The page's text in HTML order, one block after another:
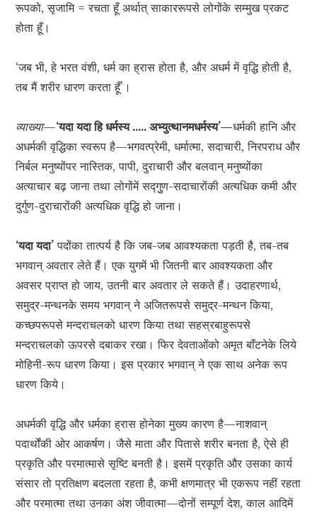
रूपको, सृजामि = रचता हूँ अर्थात् साकाररूपसे लोगोंके सम्मुख प्रकट
होता हूँ।
‘जब भी, हे भरत वंशी, धर्म का ह्रास होता है, और अधर्म में वृद्धि होती है,
तब मैं शरीर धारण करता हूँ’।
व्याख्या—‘यदा यदा हि धर्मस्य ….. अभ्युत्थानमधर्मस्य’—धर्मकी हानि और
अधर्मकी वृद्धिका स्वरूप है—भगवत्प्रेमी, धर्मात्मा, सदाचारी, निरपराध और
निर्बल मनुष्योंपर नास्तिक, पापी, दुराचारी और बलवान् मनुष्योंका
अत्याचार बढ़ जाना तथा लोगोंमें सद्गुुण-सदाचारोंकी अत्यधिक कमी और
दुर्गुण-दुराचारोंकी अत्यधिक वृद्धि हो जाना।
‘यदा यदा’ पदोंका तात्पर्य है कि जब-जब आवश्यकता पड़ती है, तब-तब
भगवान् अवतार लेते हैं। एक युगमें भी जितनी बार आवश्यकता और
अवसर प्राप्त हो जाय, उतनी बार अवतार ले सकते हैं। उदाहरणार्थ,
समुद्र-मन्थनके समय भगवान् ने अजितरूपसे समुद्र-मन्थन किया,
कच्छपरूपसे मन्दराचलको धारण किया तथा सहस्रबाहुरूपसे
मन्दराचलको ऊपरसे दबाकर रखा। फिर देवताओंको अमृत बाँटनेके लिये
मोहिनी-रूप धारण किया। इस प्रकार भगवान् ने एक साथ अनेक रूप
धारण किये।
अधर्मकी वृद्धि और धर्मका ह्रास होनेका मुख्य कारण है—नाशवान्
पदार्थोंकी ओर आकर्षण। जैसे माता और पितासे शरीर बनता है, ऐसे ही
प्रकृति और परमात्मासे सृष्टि बनती है। इसमें प्रकृति और उसका कार्य
संसार तो प्रतिक्षण बदलता रहता है, कभी क्षणमात्र भी एकरूप नहीं रहता
और परमात्मा तथा उनका अंश जीवात्मा—दोनों सम्पूर्ण देश, काल आदिमें